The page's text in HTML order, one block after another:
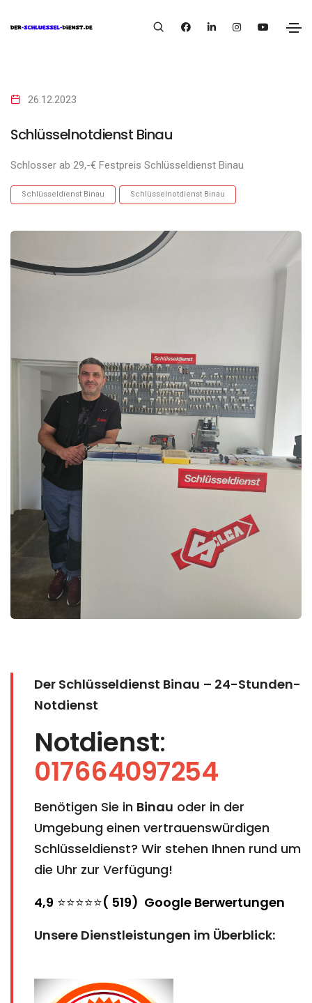
26.12.2023
Schlüsselnotdienst Binau
Schlosser ab 29,-€ Festpreis Schlüsseldienst Binau
Schlüsseldienst Binau Schlüsselnotdienst Binau
Der Schlüsseldienst Binau – 24-Stunden-
Notdienst
Notdienst:
017664097254
Benötigen Sie in Binau oder in der
Umgebung einen vertrauenswürdigen
Schlüsseldienst? Wir stehen Ihnen rund um
die Uhr zur Verfügung!
4,9 ⭐⭐⭐⭐⭐( 519) Google Berwertungen
Unsere Dienstleistungen im Überblick: